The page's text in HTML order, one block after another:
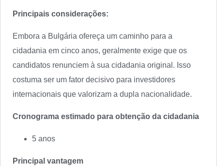
Principais considerações:
Embora a Bulgária ofereça um caminho para a
cidadania em cinco anos, geralmente exige que os
candidatos renunciem à sua cidadania original. Isso
costuma ser um fator decisivo para investidores
internacionais que valorizam a dupla nacionalidade.
Cronograma estimado para obtenção da cidadania
5 anos
Principal vantagem